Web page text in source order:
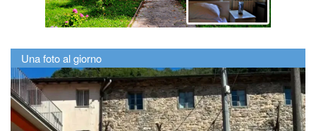
Una foto al giorno